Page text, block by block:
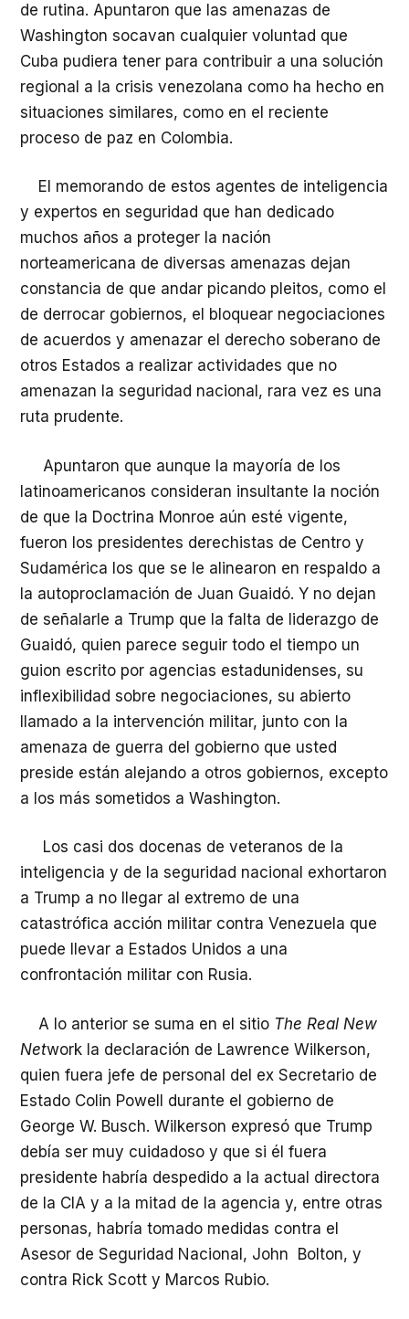
de rutina. Apuntaron que las amenazas de
Washington socavan cualquier voluntad que
Cuba pudiera tener para contribuir a una solución
regional a la crisis venezolana como ha hecho en
situaciones similares, como en el reciente
proceso de paz en Colombia.
El memorando de estos agentes de inteligencia
y expertos en seguridad que han dedicado
muchos años a proteger la nación
norteamericana de diversas amenazas dejan
constancia de que andar picando pleitos, como el
de derrocar gobiernos, el bloquear negociaciones
de acuerdos y amenazar el derecho soberano de
otros Estados a realizar actividades que no
amenazan la seguridad nacional, rara vez es una
ruta prudente.
Apuntaron que aunque la mayoría de los
latinoamericanos consideran insultante la noción
de que la Doctrina Monroe aún esté vigente,
fueron los presidentes derechistas de Centro y
Sudamérica los que se le alinearon en respaldo a
la autoproclamación de Juan Guaidó. Y no dejan
de señalarle a Trump que la falta de liderazgo de
Guaidó, quien parece seguir todo el tiempo un
guion escrito por agencias estadunidenses, su
inflexibilidad sobre negociaciones, su abierto
llamado a la intervención militar, junto con la
amenaza de guerra del gobierno que usted
preside están alejando a otros gobiernos, excepto
a los más sometidos a Washington.
Los casi dos docenas de veteranos de la
inteligencia y de la seguridad nacional exhortaron
a Trump a no llegar al extremo de una
catastrófica acción militar contra Venezuela que
puede llevar a Estados Unidos a una
confrontación militar con Rusia.
A lo anterior se suma en el sitio The Real New
Network la declaración de Lawrence Wilkerson,
quien fuera jefe de personal del ex Secretario de
Estado Colin Powell durante el gobierno de
George W. Busch. Wilkerson expresó que Trump
debía ser muy cuidadoso y que si él fuera
presidente habría despedido a la actual directora
de la CIA y a la mitad de la agencia y, entre otras
personas, habría tomado medidas contra el
Asesor de Seguridad Nacional, John Bolton, y
contra Rick Scott y Marcos Rubio.